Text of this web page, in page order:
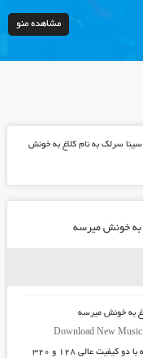
مشاهده منو
سرلک به نام کلاغ به خونش
به خونش میرسه
به خونش میرسه
Download New Music
با دو کیفیت عالی ۱۲۸ و ۳۲۰